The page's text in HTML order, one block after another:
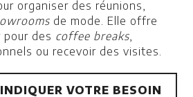
organiser des réunions,
de mode. Elle offre
des coffee breaks,
ou recevoir des visites.
VOTRE BESOIN